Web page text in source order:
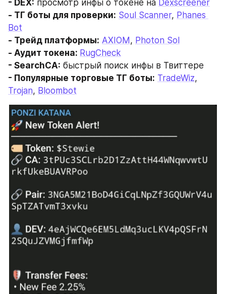
- DEX: просмотр инфы о токене на Dexscreener
- ТГ боты для проверки: Soul Scanner, Phanes
Bot
- Трейд платформы: AXIOM, Photon Sol
- Аудит токена: RugCheck
- SearchCA: быстрый поиск инфы в Твиттере
- Популярные торговые ТГ боты: TradeWiz
Trojan, Bloombot